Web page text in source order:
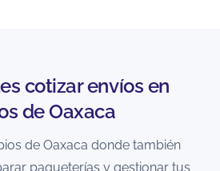
a zonas rurales o
desde Nazareno
cobertura de cada paquetería
cotizar envíos en
de Oaxaca
de Oaxaca donde también
paqueterías y gestionar tus